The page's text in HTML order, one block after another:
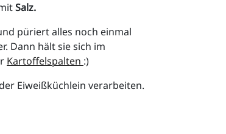
Salz.
püriert alles noch einmal
Dann hält sie sich im
Kartoffelspalten :)
Eiweißküchlein verarbeiten.